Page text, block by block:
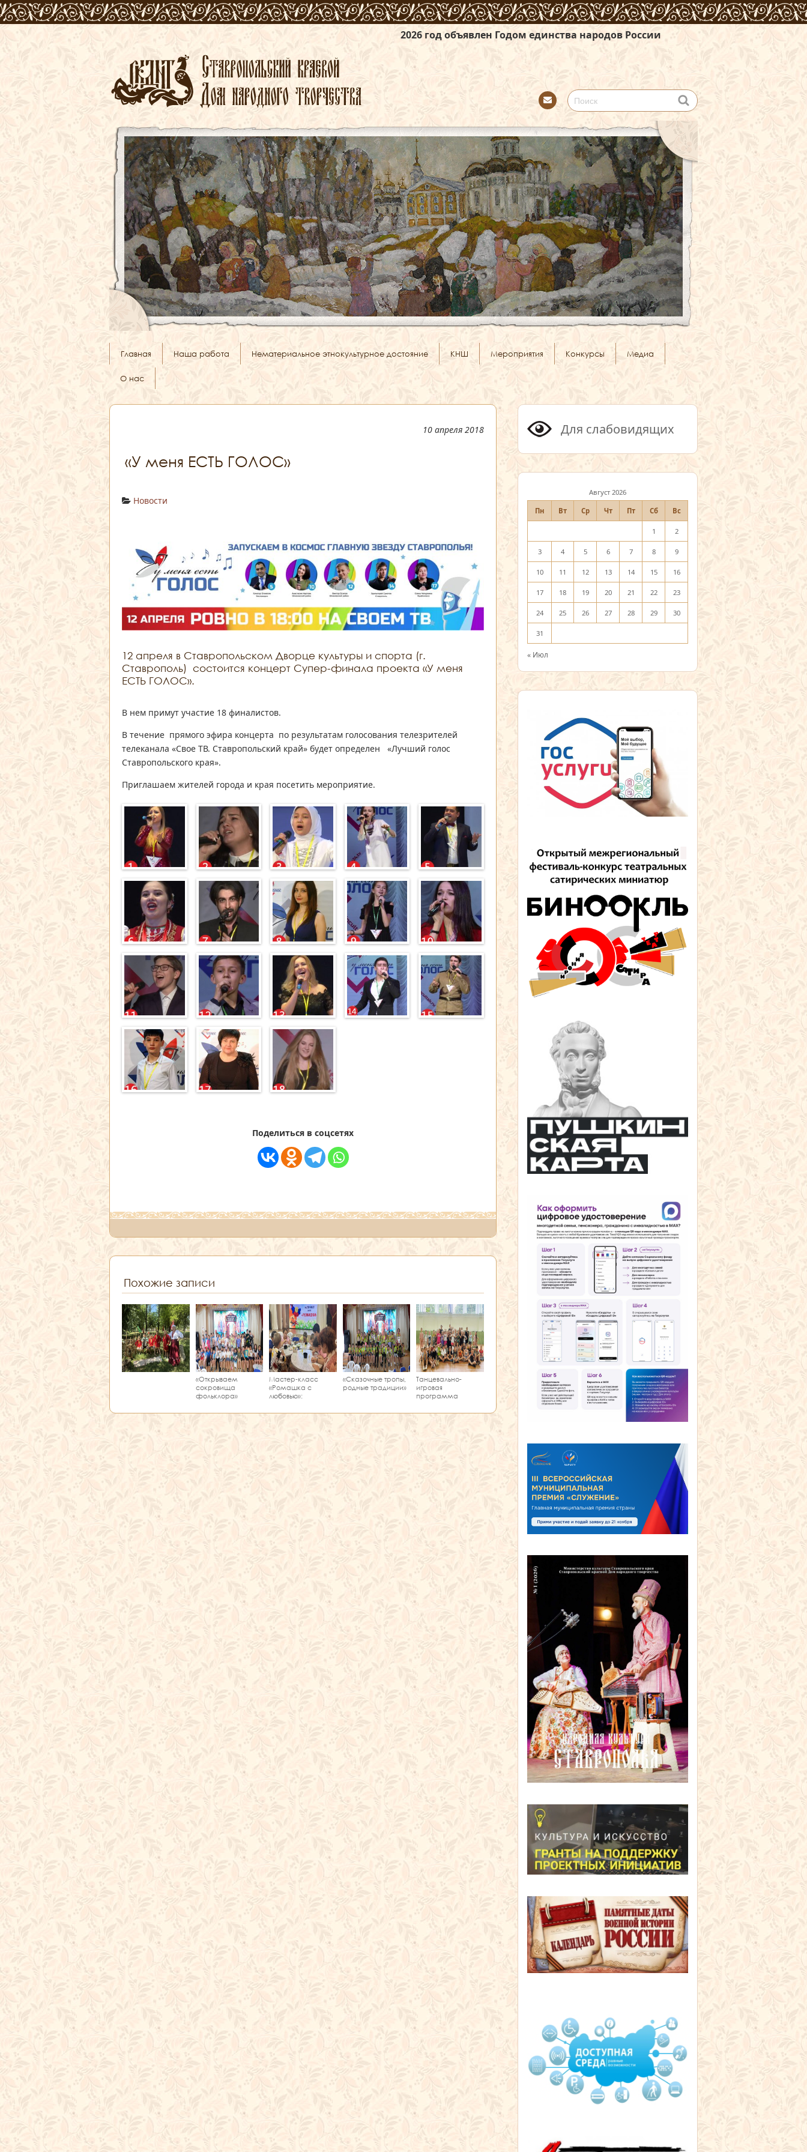
2026 год объявлен Годом единства народов России
tact
Главная Наша работа Нематериальное этнокультурное достояние КНШ Мероприятия Конкурсы Медиа
О нас
10 апреля 2018
«У меня ЕСТЬ ГОЛОС»
Новости
12 апреля в Ставропольском Дворце культуры и спорта (г.
Ставрополь) состоится концерт Супер-финала проекта «У меня
ЕСТЬ ГОЛОС».
В нем примут участие 18 финалистов.
В течение прямого эфира концерта по результатам голосования телезрителей
телеканала «Свое ТВ. Ставропольский край» будет определен «Лучший голос
Ставропольского края».
Приглашаем жителей города и края посетить мероприятие.
Поделиться в соцсетях
Похожие записи
«Открываем
сокровища
фольклора»
Мастер‑класс
«Ромашка с
любовью»:
краеведение в
«Сказочные тропы,
родные традиции»
Танцевально-
игровая
программа
Для слабовидящих
Август 2026
Пн Вт Ср Чт Пт Сб Вс
1 2
3 4 5 6 7 8 9
10 11 12 13 14 15 16
17 18 19 20 21 22 23
24 25 26 27 28 29 30
31
« Июл